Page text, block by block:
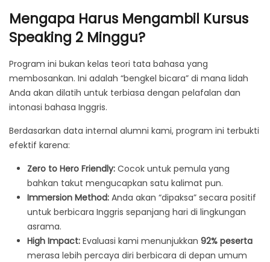
Mengapa Harus Mengambil Kursus
Speaking 2 Minggu?
Program ini bukan kelas teori tata bahasa yang
membosankan. Ini adalah “bengkel bicara” di mana lidah
Anda akan dilatih untuk terbiasa dengan pelafalan dan
intonasi bahasa Inggris.
Berdasarkan data internal alumni kami, program ini terbukti
efektif karena:
Zero to Hero Friendly: Cocok untuk pemula yang
bahkan takut mengucapkan satu kalimat pun.
Immersion Method: Anda akan “dipaksa” secara positif
untuk berbicara Inggris sepanjang hari di lingkungan
asrama.
High Impact: Evaluasi kami menunjukkan 92% peserta
merasa lebih percaya diri berbicara di depan umum